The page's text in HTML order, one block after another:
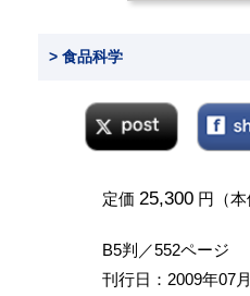
> 食品科学
定価 25,300 円（本
B5判／552ページ
刊行日：2009年07